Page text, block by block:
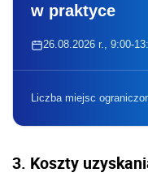
w praktyce
26.08.2026 r., 9:00-
Liczba miejsc
3. Koszty